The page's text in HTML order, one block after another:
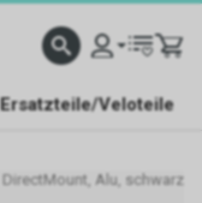
Ersatzteile/Veloteile
DirectMount, Alu, schwarz